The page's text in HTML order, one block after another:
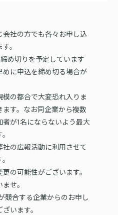
社の方でも各々お申し込
。
め切りを予定しています
に申込を締め切る場合が
の都合で大変恐れ入りま
す。なお同企業から複数
が1名にならないよう最大
の広報活動に利用させて
の可能性がございます。
せ。
競合する企業からのお申し
います。